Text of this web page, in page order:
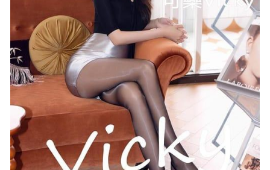
[Xiuren秀人网]2025.08.14 NO.10647 希雅sia[42P/534.84MB]
2026-03-22
[Ugirls尤果网]爱尤物 2021.11.19 No.2220 白一萱[35P]
2023-01-20
抖娘-利世 NO.192 轻婚纱反差[28P1V-214M] 2023-10-22